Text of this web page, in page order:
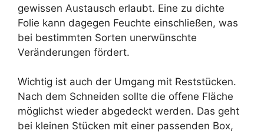
gewissen Austausch erlaubt. Eine zu dichte
Folie kann dagegen Feuchte einschließen, was
bei bestimmten Sorten unerwünschte
Veränderungen fördert.
Wichtig ist auch der Umgang mit Reststücken.
Nach dem Schneiden sollte die offene Fläche
möglichst wieder abgedeckt werden. Das geht
bei kleinen Stücken mit einer passenden Box,